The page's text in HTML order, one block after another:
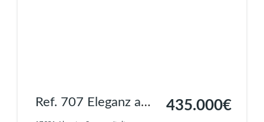
Ref. 707 Eleganz am
435.000€